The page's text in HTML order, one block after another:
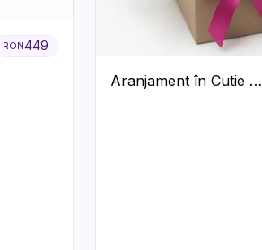
RON449
Aranjament în Cutie cu